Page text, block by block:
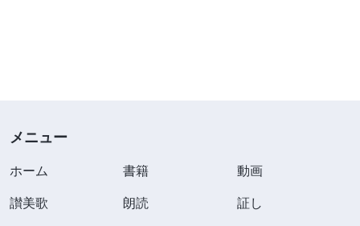
メニュー
ホーム 書籍
動画
讃美歌
朗読
証し